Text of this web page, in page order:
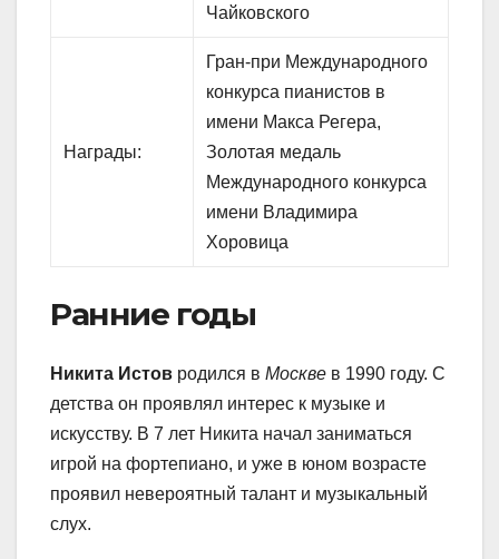
Чайковского
Награды:
Гран-при Международного
конкурса пианистов в
имени Макса Регера,
Золотая медаль
Международного конкурса
имени Владимира
Хоровица
Ранние годы
Никита Истов родился в Москве в 1990 году. С
детства он проявлял интерес к музыке и
искусству. В 7 лет Никита начал заниматься
игрой на фортепиано, и уже в юном возрасте
проявил невероятный талант и музыкальный
слух.